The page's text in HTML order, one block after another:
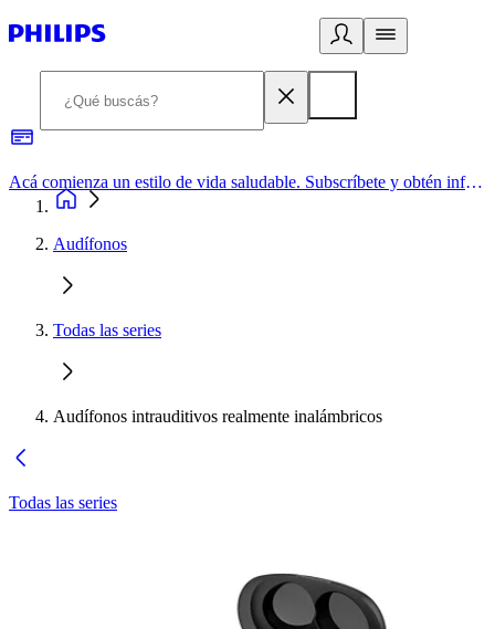
Acá comienza un estilo de vida saludable. Subscríbete y obtén información de primera mano
Audífonos
Todas las series
Audífonos intrauditivos realmente inalámbricos
Todas las series